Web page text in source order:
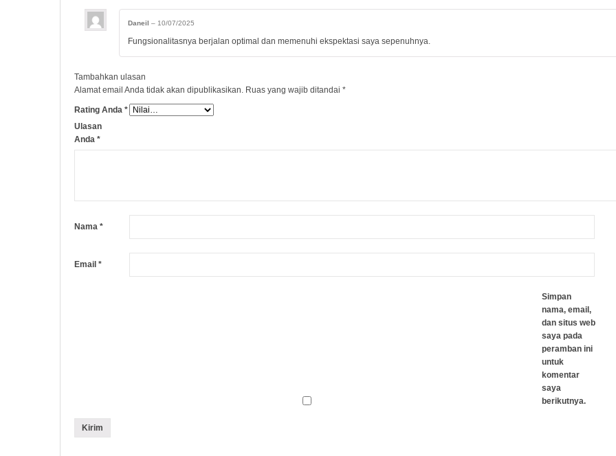
Daneil – 10/07/2025
Fungsionalitasnya berjalan optimal dan memenuhi ekspektasi saya sepenuhnya.
Tambahkan ulasan
Alamat email Anda tidak akan dipublikasikan. Ruas yang wajib ditandai *
Rating Anda *
Ulasan
Anda *
Nama *
Email *
Simpan
nama, email,
dan situs web
saya pada
peramban ini
untuk
komentar
saya
berikutnya.